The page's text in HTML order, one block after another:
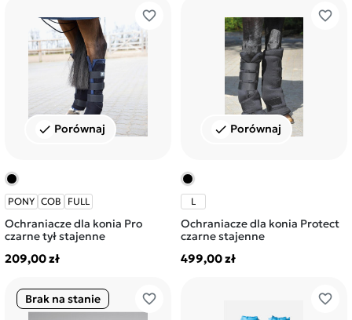
favorite_border
check Porównaj
PONY COB FULL
Ochraniacze dla konia Pro
czarne tył stajenne
209,00 zł
favorite_border
check Porównaj
L
Ochraniacze dla konia Protect
czarne stajenne
499,00 zł
favorite_border
Brak na stanie favorite_border